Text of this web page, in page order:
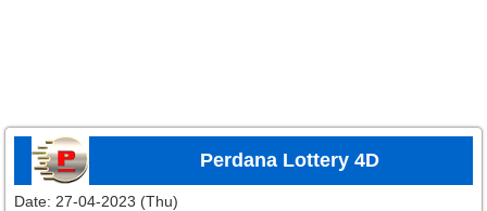
Perdana Lottery 4D
Date: 27-04-2023 (Thu)